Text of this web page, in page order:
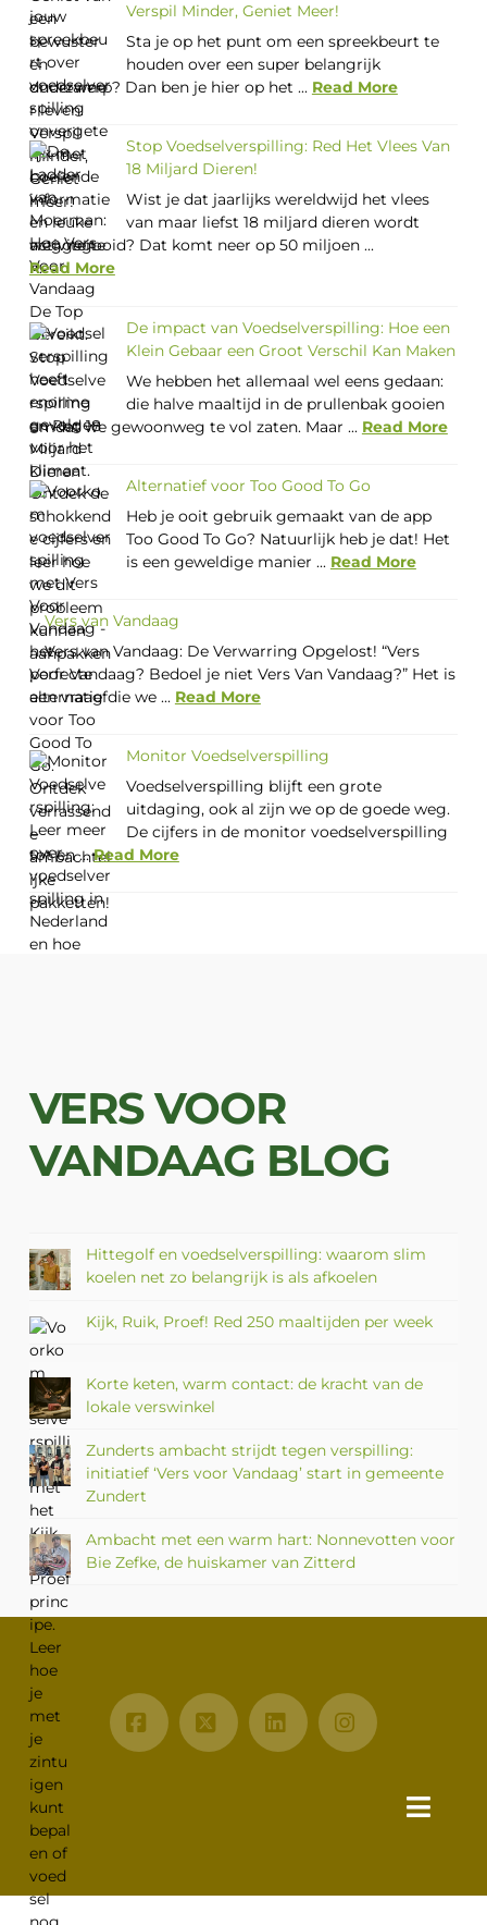
Verspil Minder, Geniet Meer!
Sta je op het punt om een spreekbeurt te
houden over een super belangrijk
onderwerp? Dan ben je hier op het ... Read More
Stop Voedselverspilling: Red Het Vlees Van
18 Miljard Dieren!
Wist je dat jaarlijks wereldwijd het vlees
van maar liefst 18 miljard dieren wordt
weggegooid? Dat komt neer op 50 miljoen ...
Read More
De impact van Voedselverspilling: Hoe een
Klein Gebaar een Groot Verschil Kan Maken
We hebben het allemaal wel eens gedaan:
die halve maaltijd in de prullenbak gooien
omdat we gewoonweg te vol zaten. Maar ... Read More
Alternatief voor Too Good To Go
Heb je ooit gebruik gemaakt van de app
Too Good To Go? Natuurlijk heb je dat! Het
is een geweldige manier ... Read More
Vers van Vandaag
Vers van Vandaag: De Verwarring Opgelost! “Vers
Voor Vandaag? Bedoel je niet Vers Van Vandaag?” Het is
een vraag die we ... Read More
Monitor Voedselverspilling
Voedselverspilling blijft een grote
uitdaging, ook al zijn we op de goede weg.
De cijfers in de monitor voedselverspilling
tot en ...Read More
VERS VOOR
VANDAAG BLOG
Hittegolf en voedselverspilling: waarom slim
koelen net zo belangrijk is als afkoelen
Kijk, Ruik, Proef! Red 250 maaltijden per week
Korte keten, warm contact: de kracht van de
lokale verswinkel
Zunderts ambacht strijdt tegen verspilling:
initiatief ‘Vers voor Vandaag’ start in gemeente
Zundert
Ambacht met een warm hart: Nonnevotten voor
Bie Zefke, de huiskamer van Zitterd